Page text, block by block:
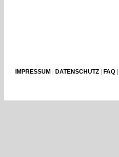
IMPRESSUM | DATENSCHUTZ | FAQ |